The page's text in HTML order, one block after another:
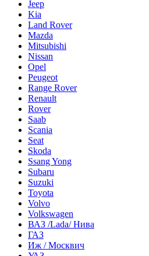
Jeep
Kia
Land Rover
Mazda
Mitsubishi
Nissan
Opel
Peugeot
Range Rover
Renault
Rover
Saab
Scania
Seat
Skoda
Ssang Yong
Subaru
Suzuki
Toyota
Volvo
Volkswagen
ВАЗ /Lada/ Нива
ГАЗ
Иж / Москвич